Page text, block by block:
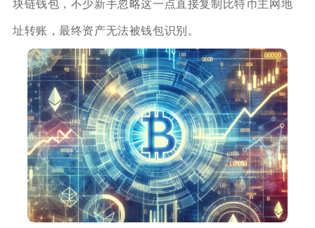
块链钱包，不少新手忽略这一点直接复制比特币主网地
址转账，最终资产无法被钱包识别。